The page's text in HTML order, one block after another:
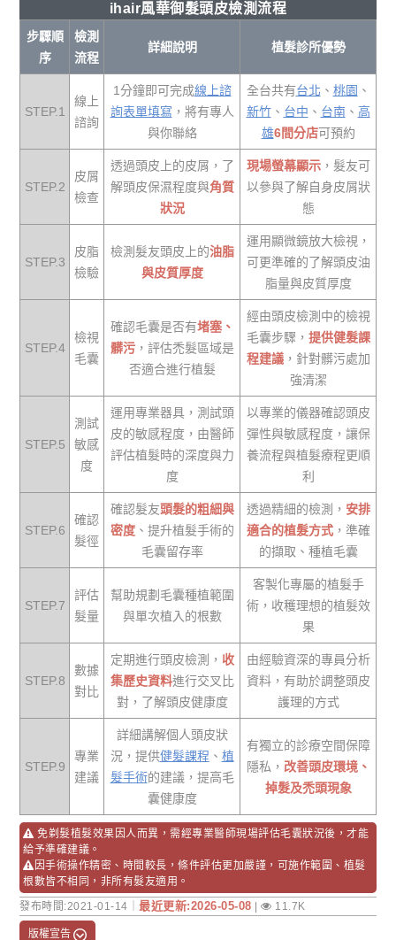
ihair風華御髮頭皮檢測流程
步驟順
序
檢測
流程
詳細說明 植髮診所優勢
STEP.1
線上
諮詢
1分鐘即可完成線上諮
詢表單填寫 ，將有專人
與你聯絡
全台共有台北 、 桃園 、
新竹、 台中 、 台南、 高
雄6間分店可預約
STEP.2
皮屑
檢查
透過頭皮上的皮屑，了
解頭皮保濕程度與角質
狀況
現場螢幕顯示，髮友可
以參與了解自身皮屑狀
態
STEP.3
皮脂
檢驗
檢測髮友頭皮上的油脂
與皮質厚度
運用顯微鏡放大檢視，
可更準確的了解頭皮油
脂量與皮質厚度
STEP.4
檢視
毛囊
確認毛囊是否有堵塞、
髒污，評估禿髮區域是
否適合進行植髮
經由頭皮檢測中的檢視
毛囊步驟， 提供健髮課
程建議，針對髒污處加
強清潔
STEP.5
測試
敏感
度
運用專業器具，測試頭
皮的敏感程度，由醫師
評估植髮時的深度與力
度
以專業的儀器確認頭皮
彈性與敏感程度，讓保
養流程與植髮療程更順
利
STEP.6
確認
髮徑
確認髮友頭髮的粗細與
密度、提升植髮手術的
毛囊留存率
透過精細的檢測， 安排
適合的植髮方式，準確
的擷取、種植毛囊
STEP.7
評估
髮量
幫助規劃毛囊種植範圍
與單次植入的根數
客製化專屬的植髮手
術，收穫理想的植髮效
果
STEP.8
數據
對比
定期進行頭皮檢測， 收
集歷史資料進行交叉比
對，了解頭皮健康度
由經驗資深的專員分析
資料，有助於調整頭皮
護理的方式
STEP.9
專業
建議
詳細講解個人頭皮狀
況，提供健髮課程 、 植
髮手術的建議，提高毛
囊健康度
有獨立的診療空間保障
隱私， 改善頭皮環境、
掉髮及禿頭現象
免剃髮植髮效果因人而異，需經專業醫師現場評估毛囊狀況後，才能
給予準確建議。
因手術操作精密、時間較長，條件評估更加嚴謹，可施作範圍、植髮
根數皆不相同，非所有髮友適用。
發布時間:2021-01-14｜ 最近更新:2026-05-08 11.7K
版權宣告